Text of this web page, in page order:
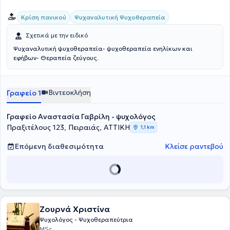
Κρίση πανικού Ψυχαναλυτική Ψυχοθεραπεία
Σχετικά με την ειδικό
Ψυχαναλυτική ψυχοθεραπεία- ψυχοθεραπεία ενηλίκων και
εφήβων- Θεραπεία ζεύγους.
Γραφείο 1 Βιντεοκλήση
Γραφείο Αναστασία Γαβρίλη - ψυχολόγος
Πραξιτέλους 123, Πειραιάς, ΑΤΤΙΚΗ
1,1 km
Επόμενη διαθεσιμότητα Κλείσε ραντεβού
Ζουρνά Χριστίνα
Ψυχολόγος - Ψυχοθεραπεύτρια